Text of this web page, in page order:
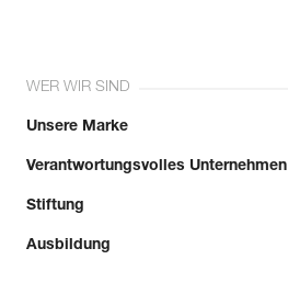
WER WIR SIND
Unsere Marke
Verantwortungsvolles Unternehmen
Stiftung
Ausbildung